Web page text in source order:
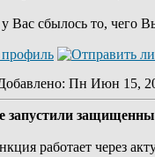
Вас сбылось то, чего
: Пн Июн 15,
запустили
работает через